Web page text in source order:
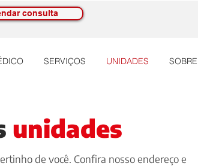
consulta
SERVIÇOS UNIDADES SOBRE
unidades
de você. Confira nosso endereço e